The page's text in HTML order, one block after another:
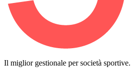
Il miglior gestionale per società sportive.